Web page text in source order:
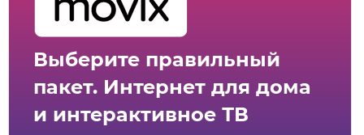
Выберите правильный
пакет. Интернет для дома
и интерактивное ТВ